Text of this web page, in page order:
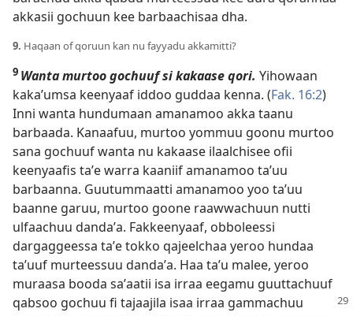
akkasii gochuun kee barbaachisaa dha.
9. Haqaan of qoruun kan nu fayyadu akkamitti?
9 Wanta murtoo gochuuf si kakaase qori. Yihowaan
kakaʼumsa keenyaaf iddoo guddaa kenna. (Fak. 16:2)
Inni wanta hundumaan amanamoo akka taanu
barbaada. Kanaafuu, murtoo yommuu goonu murtoo
sana gochuuf wanta nu kakaase ilaalchisee ofii
keenyaafis taʼe warra kaaniif amanamoo taʼuu
barbaanna. Guutummaatti amanamoo yoo taʼuu
baanne garuu, murtoo goone raawwachuun nutti
ulfaachuu dandaʼa. Fakkeenyaaf, obboleessi
dargaggeessa taʼe tokko qajeelchaa yeroo hundaa
taʼuuf murteessuu dandaʼa. Haa taʼu malee, yeroo
muraasa booda saʼaatii isa irraa eegamu guuttachuuf
qabsoo gochuu fi tajaajila isaa irraa gammachuu